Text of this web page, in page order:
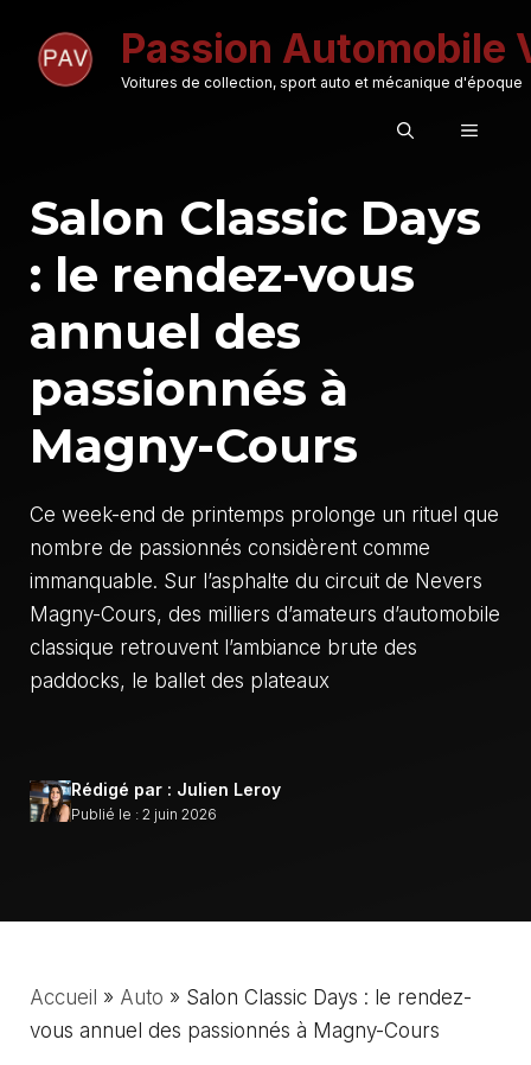
contenu
Passion Automobile
Voitures de collection, sport auto et mécanique d'époque
MENU
Salon Classic Days
: le rendez-vous
annuel des
passionnés à
Magny-Cours
Ce week-end de printemps prolonge un rituel que
nombre de passionnés considèrent comme
immanquable. Sur l’asphalte du circuit de Nevers
Magny-Cours, des milliers d’amateurs d’automobile
classique retrouvent l’ambiance brute des
paddocks, le ballet des plateaux
Rédigé par : Julien Leroy
Publié le : 2 juin 2026
Accueil » Auto » Salon Classic Days : le rendez-
vous annuel des passionnés à Magny-Cours